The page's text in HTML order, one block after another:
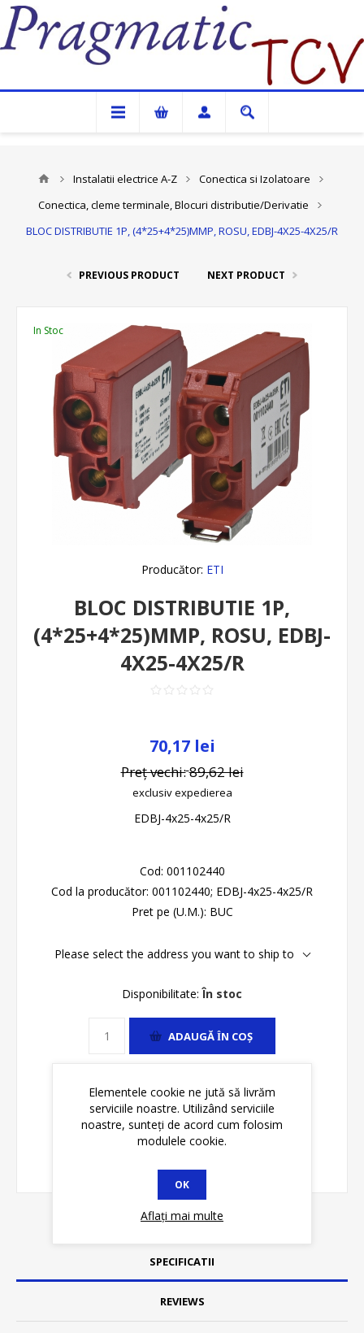
Pragmatic TCV
Instalatii electrice A-Z
Conectica si Izolatoare
Conectica, cleme terminale, Blocuri distributie/Derivatie
BLOC DISTRIBUTIE 1P, (4*25+4*25)MMP, ROSU, EDBJ-4X25-4X25/R
PREVIOUS PRODUCT NEXT PRODUCT
In Stoc
Producător: ETI
BLOC DISTRIBUTIE 1P,
(4*25+4*25)MMP, ROSU, EDBJ-
4X25-4X25/R
70,17 lei
Preț vechi:89,62 lei
exclusivexpedierea
EDBJ-4x25-4x25/R
Cod: 001102440
Cod la producător: 001102440; EDBJ-4x25-4x25/R
Pret pe (U.M.): BUC
Please select the address you want to ship to
Disponibilitate: În stoc
ADAUGĂ ȊN COŞ
SPECIFICATII
REVIEWS
Elementele cookie ne jută să livrăm
serviciile noastre. Utilizând serviciile
noastre, sunteți de acord cum folosim
modulele cookie.
OK
Aflați mai multe